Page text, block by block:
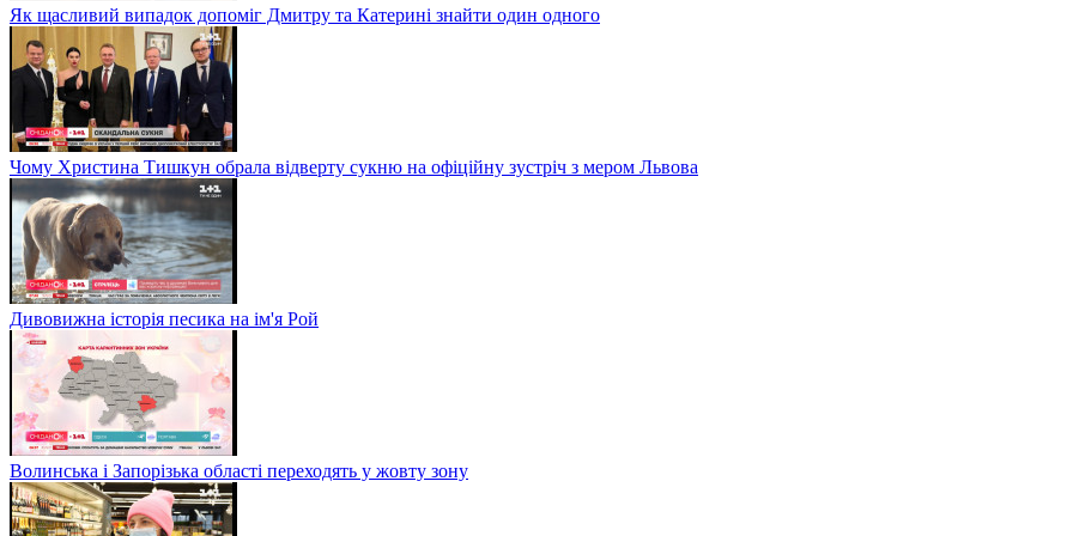
Як щасливий випадок допоміг Дмитру та Катерині знайти один одного
Чому Христина Тишкун обрала відверту сукню на офіційну зустріч з мером Львова
Дивовижна історія песика на ім'я Рой
Волинська і Запорізька області переходять у жовту зону